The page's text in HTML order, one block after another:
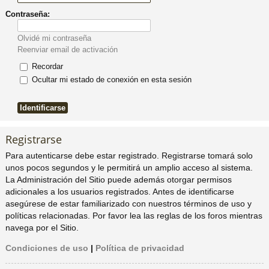
pi
do
o
s
Contraseña:
Olvidé mi contraseña
Reenviar email de activación
Recordar
Ocultar mi estado de conexión en esta sesión
Registrarse
Para autenticarse debe estar registrado. Registrarse tomará solo
unos pocos segundos y le permitirá un amplio acceso al sistema.
La Administración del Sitio puede además otorgar permisos
adicionales a los usuarios registrados. Antes de identificarse
asegúrese de estar familiarizado con nuestros términos de uso y
políticas relacionadas. Por favor lea las reglas de los foros mientras
navega por el Sitio.
Condiciones de uso | Política de privacidad